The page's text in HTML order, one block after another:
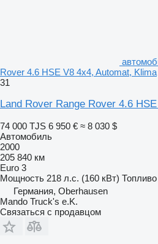
Rover 4.6 HSE V8 4x4, Automat, Klima
31
Land Rover Range Rover 4.6
74 000 TJS 6 950 € ≈ 8 030 $
Автомобиль
2000
205 840 км
Euro 3
Мощность 218 л.с. (160 кВт) Топливо
Германия, Oberhausen
Mando Truck's e.K.
Связаться с продавцом